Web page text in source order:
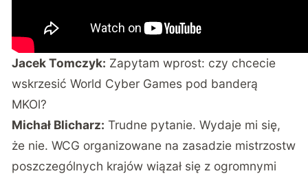
Jacek Tomczyk: Zapytam wprost: czy chcecie
wskrzesić World Cyber Games pod banderą
MKOl?
Michał Blicharz: Trudne pytanie. Wydaje mi się,
że nie. WCG organizowane na zasadzie mistrzostw
poszczególnych krajów wiązał się z ogromnymi